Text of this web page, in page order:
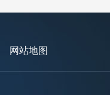
网站地图